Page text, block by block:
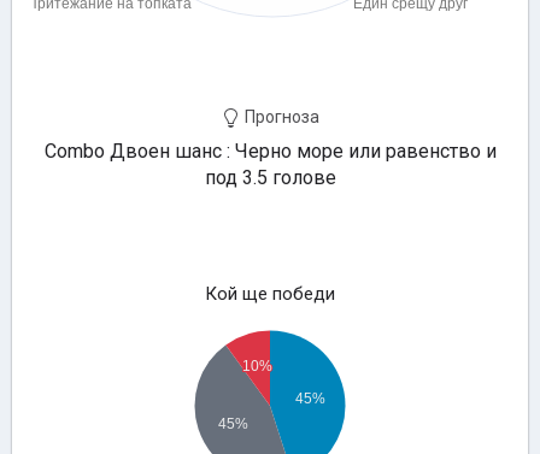
Прогноза
Combo Двоен шанс : Черно море или равенство и
под 3.5 голове
Кой ще победи